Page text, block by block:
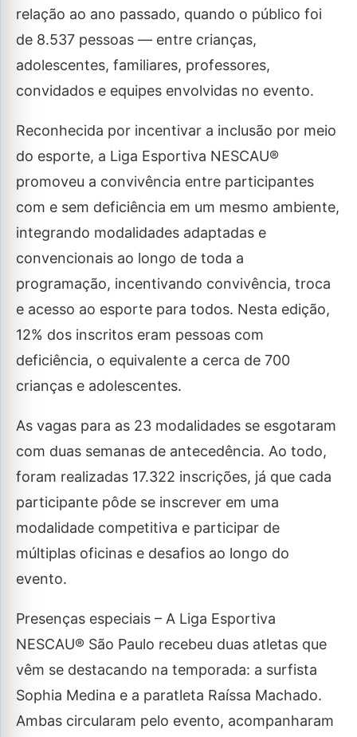
relação ao ano passado, quando o público foi
de 8.537 pessoas — entre crianças,
adolescentes, familiares, professores,
convidados e equipes envolvidas no evento.
Reconhecida por incentivar a inclusão por meio
do esporte, a Liga Esportiva NESCAU®
promoveu a convivência entre participantes
com e sem deficiência em um mesmo ambiente,
integrando modalidades adaptadas e
convencionais ao longo de toda a
programação, incentivando convivência, troca
e acesso ao esporte para todos. Nesta edição,
12% dos inscritos eram pessoas com
deficiência, o equivalente a cerca de 700
crianças e adolescentes.
As vagas para as 23 modalidades se esgotaram
com duas semanas de antecedência. Ao todo,
foram realizadas 17.322 inscrições, já que cada
participante pôde se inscrever em uma
modalidade competitiva e participar de
múltiplas oficinas e desafios ao longo do
evento.
Presenças especiais – A Liga Esportiva
NESCAU® São Paulo recebeu duas atletas que
vêm se destacando na temporada: a surfista
Sophia Medina e a paratleta Raíssa Machado.
Ambas circularam pelo evento, acompanharam